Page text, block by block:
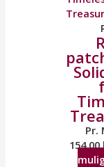
Pr.
154,00